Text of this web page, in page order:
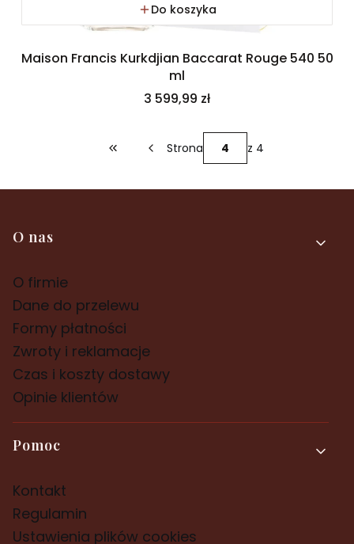
Do koszyka
Maison Francis Kurkdjian Baccarat Rouge 540 50
ml
Cena
3 599,99 zł
Wróć do pierwszej strony z produktami
Strona z 4
Linki w stopce
O nas
O firmie
Dane do przelewu
Formy płatności
Zwroty i reklamacje
Czas i koszty dostawy
Opinie klientów
Pomoc
Kontakt
Regulamin
Ustawienia plików cookies